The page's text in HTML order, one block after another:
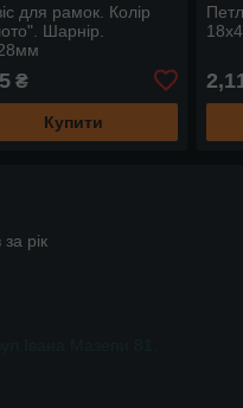
для рамок. Колір
Шарнір.
₴
Купити
рік